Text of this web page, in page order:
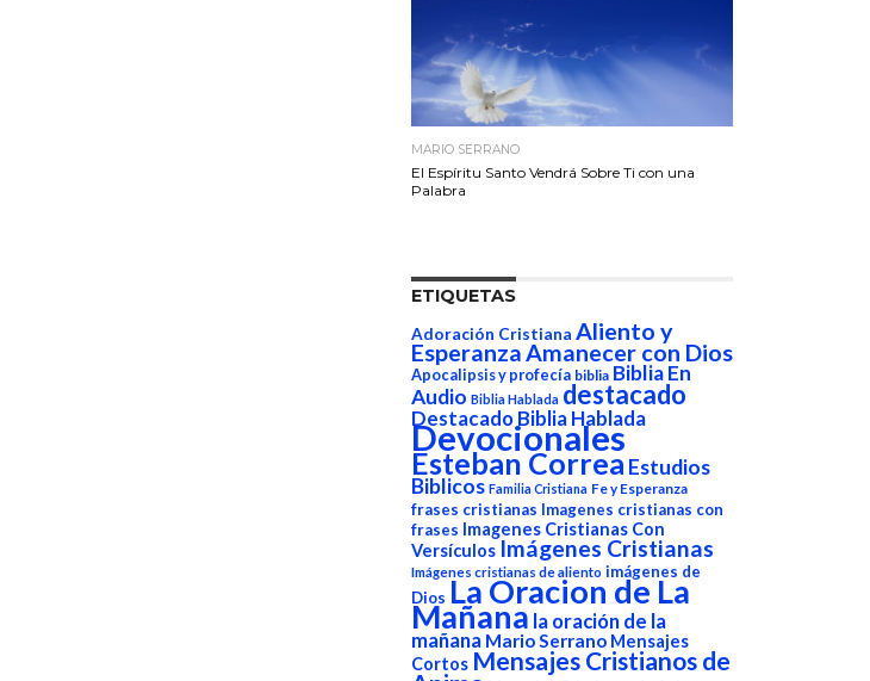
MARIO SERRANO
El Espíritu Santo Vendrá Sobre Ti con una
Palabra
ETIQUETAS
Adoración Cristiana Aliento y
EsperanzaAmanecer con Dios
Apocalipsis y profecía biblia Biblia En
Audio Biblia Hablada destacado
Destacado Biblia Hablada
Devocionales
Esteban Correa Estudios
Biblicos Familia Cristiana Fe y Esperanza
frases cristianas Imagenes cristianas con
frases Imagenes Cristianas Con
Versículos Imágenes Cristianas
Imágenes cristianas de aliento imágenes de
Dios La Oracion de La
Mañana la oración de la
mañana Mario Serrano Mensajes
Cortos Mensajes Cristianos de